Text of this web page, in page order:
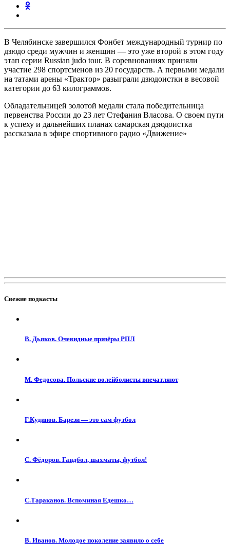
В Челябинске завершился Фонбет международный турнир по
дзюдо среди мужчин и женщин — это уже второй в этом году
этап серии Russian judo tour. В соревнованиях приняли
участие 298 спортсменов из 20 государств. А первыми медали
на татами арены «Трактор» разыграли дзюдоистки в весовой
категории до 63 килограммов.
Обладательницей золотой медали стала победительница
первенства России до 23 лет Стефания Власова. О своем пути
к успеху и дальнейших планах самарская дзюдоистка
рассказала в эфире спортивного радио «Движение»
Свежие подкасты
В. Дьяков. Очевидные призёры РПЛ
М. Федосова. Польские волейболисты впечатляют
Г.Кудинов. Барези — это сам футбол
С. Фёдоров. Гандбол, шахматы, футбол!
С.Тараканов. Вспоминая Едешко…
В. Иванов. Молодое поколение заявило о себе